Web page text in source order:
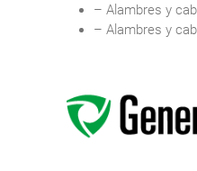
– Alambres y
– Alambres y